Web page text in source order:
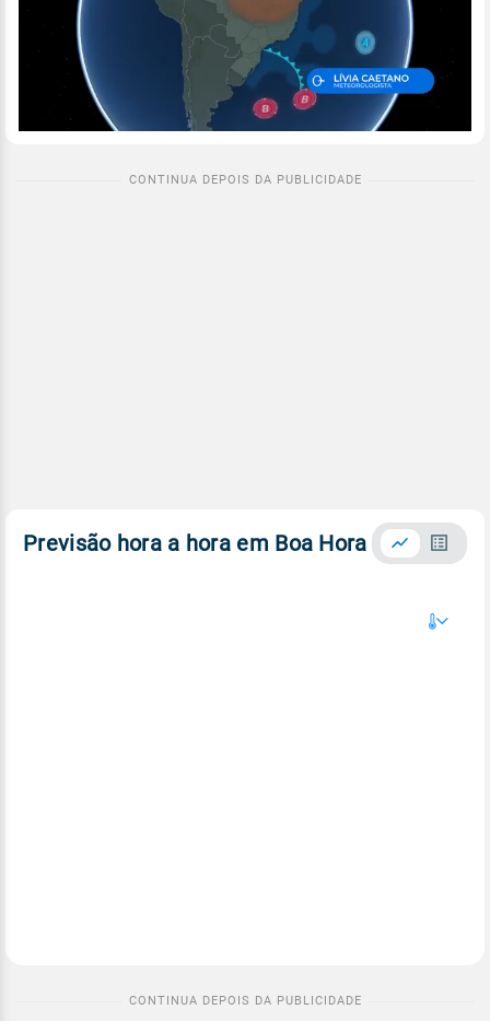
Previsão hora a hora em Boa Hora